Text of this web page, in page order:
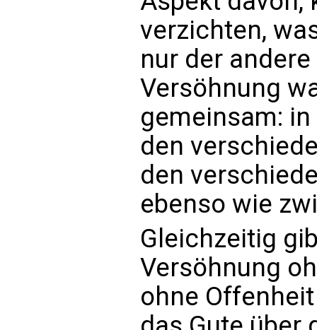
verzichten,
nur der
Versöhnung
gemeinsam:
den
den
ebenso wie
Gleichzeitig
Versöhnung
ohne